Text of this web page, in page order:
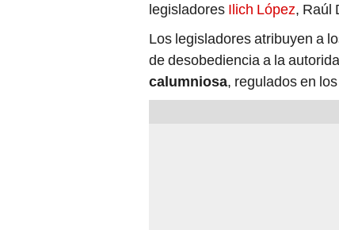
legisladores Ilich López, Raúl
Los legisladores atribuyen a
de desobediencia a la
calumniosa, regulados en